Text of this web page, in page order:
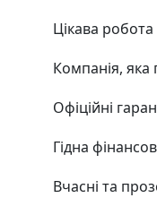
Цікава
Компанія, яка
Офіційні
Гідна
Вчасні та